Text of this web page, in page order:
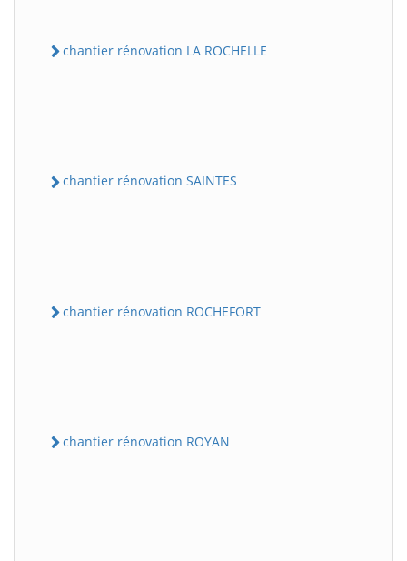
chantier rénovation LA ROCHELLE
chantier rénovation SAINTES
chantier rénovation ROCHEFORT
chantier rénovation ROYAN